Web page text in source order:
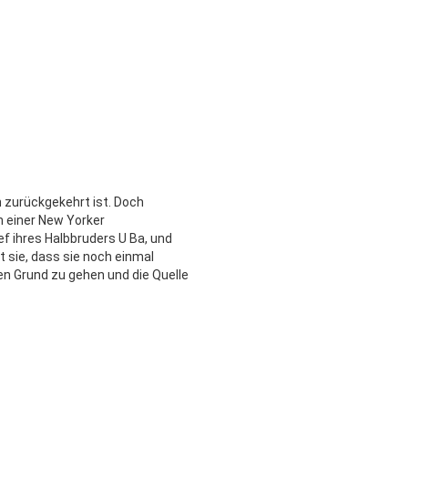
zurückgekehrt ist. Doch
New Yorker
Halbbruders U Ba, und
dass sie noch einmal
Grund zu gehen und die Quelle